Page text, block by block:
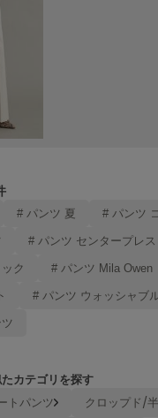
# パンツ 夏 # パンツ
# パンツ センタープレス
ク # パンツ Mila Owen
# パンツ ウォッシャブ
カテゴリを探す
トパンツ
クロップド/